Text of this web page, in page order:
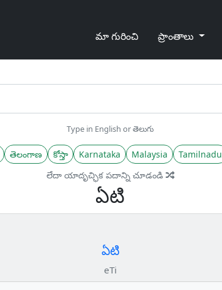
మా గురించి ప్రాంతాలు
Type in English or తెలుగు
తెలంగాణ కోస్తా Karnataka Malaysia Tamilnadu
లేదా యాదృచ్ఛిక పదాన్ని చూడండి
ఏటి
ఏటి
eTi